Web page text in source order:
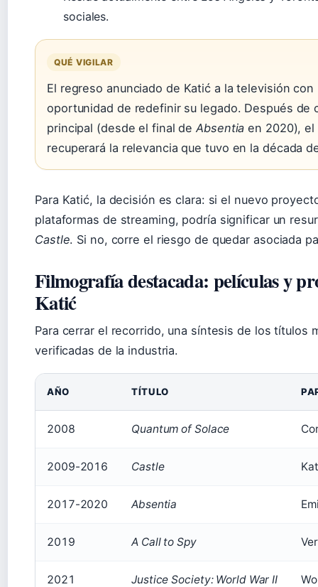
sociales.
QUÉ VIGILAR
El regreso anunciado de Katić a la televisión
oportunidad de redefinir su legado. Después de
principal (desde el final deAbsentia en 2020), el
recuperará la relevancia que tuvo en la década
Para Katić, la decisión es clara: si el nuevo
plataformas de streaming, podría significar un
Castle. Si no, corre el riesgo de quedar asociada
Filmografía destacada: películas y
Katić
Para cerrar el recorrido, una síntesis de los títulos
verificadas de la industria.
AÑO TÍTULO
2008 Quantum of Solace
2009-2016 Castle
2017-2020 Absentia
2019 A Call to Spy
2021 Justice Society: World War II